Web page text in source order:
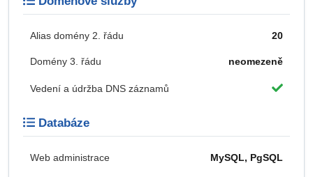
Alias domény 2. řádu 20
Domény 3. řádu neomezeně
Vedení a údržba DNS záznamů
Databáze
Web administrace MySQL, PgSQL